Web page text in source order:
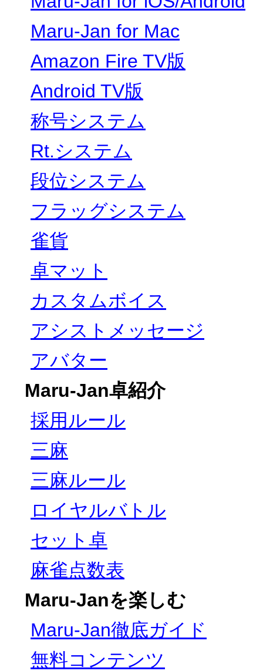
Maru-Jan for Mac
Amazon Fire TV版
Android TV版
称号システム
Rt.システム
段位システム
フラッグシステム
雀貨
卓マット
カスタムボイス
アシストメッセージ
アバター
Maru-Jan卓紹介
採用ルール
三麻
三麻ルール
ロイヤルバトル
セット卓
麻雀点数表
Maru-Janを楽しむ
Maru-Jan徹底ガイド
無料コンテンツ